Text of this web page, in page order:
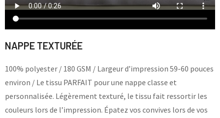
NAPPE TEXTURÉE
100% polyester / 180 GSM / Largeur d’impression 59-60 pouces
environ / Le tissu PARFAIT pour une nappe classe et
personnalisée. Légèrement texturé, le tissu fait ressortir les
couleurs lors de l’impression. Épatez vos convives lors de vos